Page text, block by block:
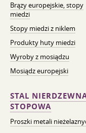
Brązy europejskie, stopy
miedzi
Stopy miedzi z niklem
Produkty huty miedzi
Wyroby z mosiądzu
Mosiądz europejski
STAL
STOPOWA
Proszki metali